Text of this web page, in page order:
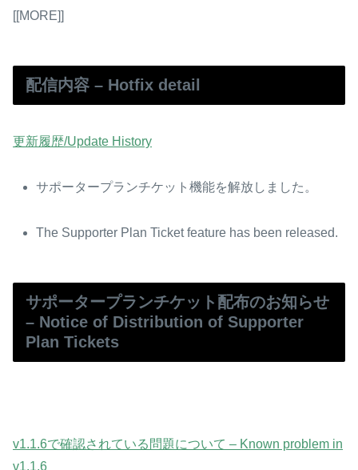
[[MORE]]
配信内容 – Hotfix detail
更新履歴/Update History
サポータープランチケット機能を解放しました。
The Supporter Plan Ticket feature has been released.
サポータープランチケット配布のお知らせ
– Notice of Distribution of Supporter
Plan Tickets
v1.1.6で確認されている問題について – Known problem in
v1.1.6